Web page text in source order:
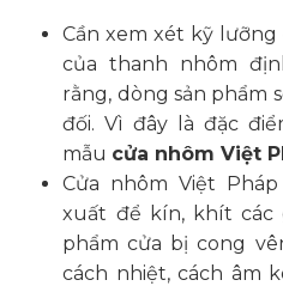
Cần xem xét kỹ lưỡng
của thanh nhôm
rằng, dòng sản
đối. Vì đây là đặc
mẫu cửa nhôm Việt
Cửa nhôm Việt
xuất để kín, khít các
phẩm cửa bị cong
cách nhiệt, cách âm